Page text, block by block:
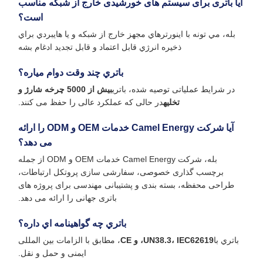
آیا باتری برای سیستم های خورشیدی خارج از شبکه مناسب
است؟
بله، مي تونه با اينورترهاي مجهز خارج از شبکه و يا هايبردي براي
ذخيره انرژي قابل اعتماد و قابل تجدید ادغام بشه
باتري چند وقت دوام مياره؟
در شرایط عملیاتی توصیه شده، باتری
بیش از 5000 چرخه شارژ و
تخلیهدر حالی که عملکرد عالی را حفظ می کنند.
آیا شرکت Camel Energy خدمات OEM و ODM را ارائه
می دهد؟
بله، شرکت Camel Energy خدمات OEM و ODM از جمله
برچسب گذاری خصوصی، سفارشی سازی پروتکل ارتباطات،
طراحی محفظه، بسته بندی و پشتیبانی مهندسی برای پروژه های
باتری جهانی را ارائه می دهد.
باتري چه گواهينامه اي داره؟
باتري باUN38.3، IEC62619، و CE
، مطابق با الزامات بین المللی
ایمنی و حمل و نقل.